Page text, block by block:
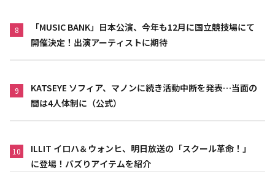
8
「MUSIC BANK」日本公演、今年も12月に国立競技場にて
開催決定！出演アーティストに期待
9
KATSEYE ソフィア、マノンに続き活動中断を発表…当面の
間は4人体制に（公式）
10
ILLIT イロハ＆ウォンヒ、明日放送の「スクール革命！」
に登場！バズりアイテムを紹介